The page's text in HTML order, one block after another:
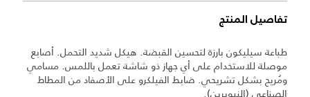
تفاصيل المنتج
طباعة سيليكون بارزة لتحسين القبضة. هيكل شديد التحمل. أصابع
موصلة للاستخدام على أي جهاز ذو شاشة تعمل باللمس. مسامي
ومُريح بشكل تشريحي. ضابط الفيلكرو على الأصفاد من المطاط
الصناعي (النيوبرين).